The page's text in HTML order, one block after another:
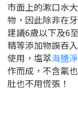
市面上的漱口水
物，因此除非在
建議6歲以下及6
精等添加物誤吞
使用，塩萃海鹽
作而成，不含氟
肚也不用慌張！